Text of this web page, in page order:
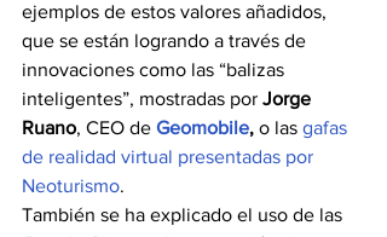
ejemplos de estos valores añadidos,
que se están logrando a través de
innovaciones como las “balizas
inteligentes”, mostradas por Jorge
Ruano, CEO de Geomobile, o las gafas
de realidad virtual presentadas por
Neoturismo.
También se ha explicado el uso de las